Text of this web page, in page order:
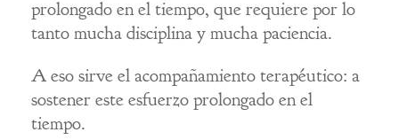
prolongado en el tiempo, que requiere por lo
tanto mucha disciplina y mucha paciencia.
A eso sirve el acompañamiento terapéutico: a
sostener este esfuerzo prolongado en el
tiempo.